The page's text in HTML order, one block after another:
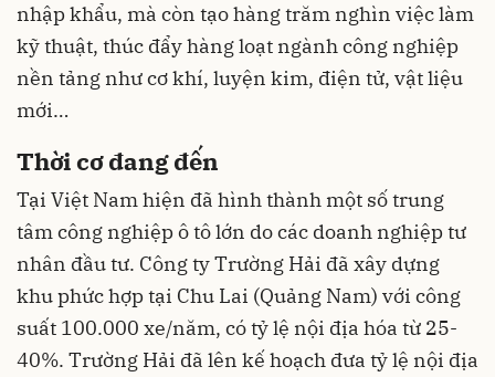
nhập khẩu, mà còn tạo hàng trăm nghìn việc làm
kỹ thuật, thúc đẩy hàng loạt ngành công nghiệp
nền tảng như cơ khí, luyện kim, điện tử, vật liệu
mới…
Thời cơ đang đến
Tại Việt Nam hiện đã hình thành một số trung
tâm công nghiệp ô tô lớn do các doanh nghiệp tư
nhân đầu tư. Công ty Trường Hải đã xây dựng
khu phức hợp tại Chu Lai (Quảng Nam) với công
suất 100.000 xe/năm, có tỷ lệ nội địa hóa từ 25-
40%. Trường Hải đã lên kế hoạch đưa tỷ lệ nội địa